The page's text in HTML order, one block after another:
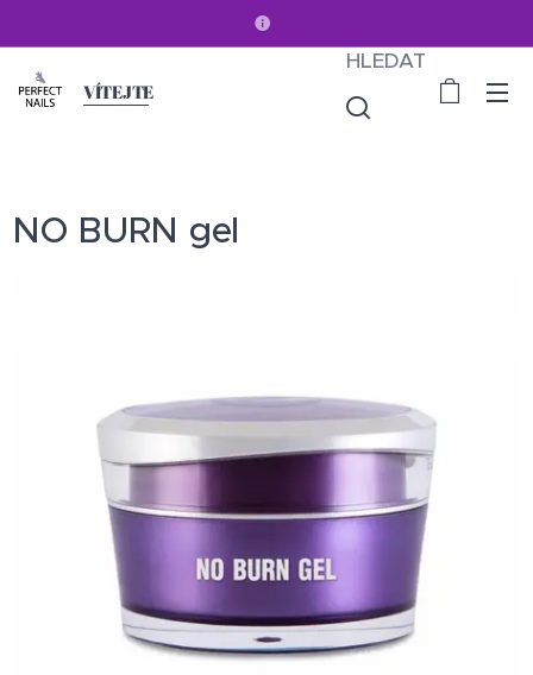
VÍTEJTE
HLEDAT
NO BURN gel